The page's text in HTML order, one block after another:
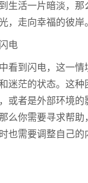
生活一片暗淡，那
，走向幸福的彼岸
电
看到闪电，这一情
迷茫的状态。这种
或者是外部环境的
么你需要寻求帮助
也需要调整自己的